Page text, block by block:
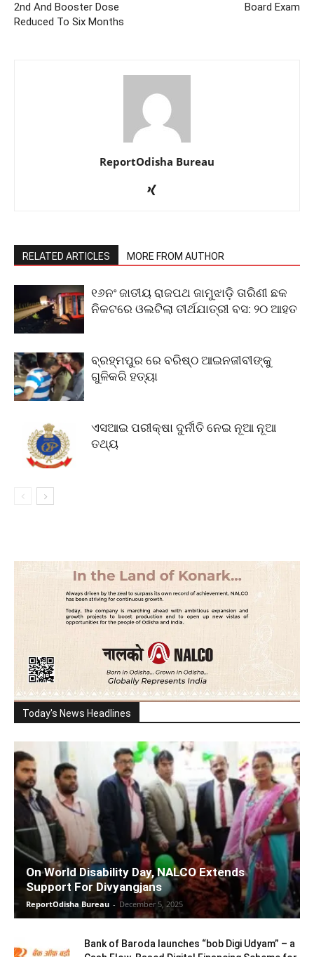
2nd And Booster Dose
Reduced To Six Months
Board Exam
ReportOdisha Bureau
RELATED ARTICLES MORE FROM AUTHOR
୧୬ନଂ ଜାତୀୟ ରାଜପଥ ଜାମୁଝାଡ଼ି ତାରିଣୀ ଛକ
ନିକଟରେ ଓଲଟିଲା ତୀର୍ଥଯାତ୍ରୀ ବସ: ୨୦ ଆହତ
ବ୍ରହ୍ମପୁର ରେ ବରିଷ୍ଠ ଆଇନଜୀବୀଙ୍କୁ
ଗୁଳିକରି ହତ୍ୟା
ଏସଆଇ ପରୀକ୍ଷା ଦୁର୍ନୀତି ନେଇ ନୂଆ ନୂଆ
ତଥ୍ୟ
Today's News Headlines
On World Disability Day, NALCO Extends
Support For Divyangjans
ReportOdisha Bureau - December 5, 2025
Bank of Baroda launches “bob Digi Udyam” – a